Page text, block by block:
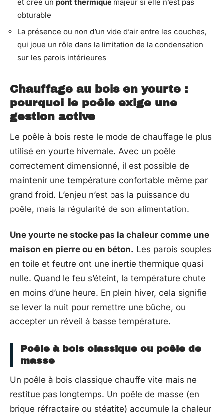
et crée un pont thermique majeur si elle n’est pas
obturable
La présence ou non d’un vide d’air entre les couches,
qui joue un rôle dans la limitation de la condensation
sur les parois intérieures
Chauffage au bois en yourte :
pourquoi le poêle exige une
gestion active
Le poêle à bois reste le mode de chauffage le plus
utilisé en yourte hivernale. Avec un poêle
correctement dimensionné, il est possible de
maintenir une température confortable même par
grand froid. L’enjeu n’est pas la puissance du
poêle, mais la régularité de son alimentation.
Une yourte ne stocke pas la chaleur comme une
maison en pierre ou en béton. Les parois souples
en toile et feutre ont une inertie thermique quasi
nulle. Quand le feu s’éteint, la température chute
en moins d’une heure. En plein hiver, cela signifie
se lever la nuit pour remettre une bûche, ou
accepter un réveil à basse température.
Poêle à bois classique ou poêle de
masse
Un poêle à bois classique chauffe vite mais ne
restitue pas longtemps. Un poêle de masse (en
brique réfractaire ou stéatite) accumule la chaleur